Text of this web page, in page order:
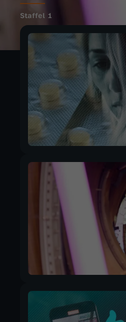
Staffel 1